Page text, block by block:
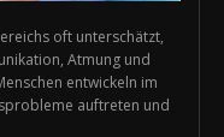
oft unterschätzt,
Atmung und
entwickeln im
auftreten und